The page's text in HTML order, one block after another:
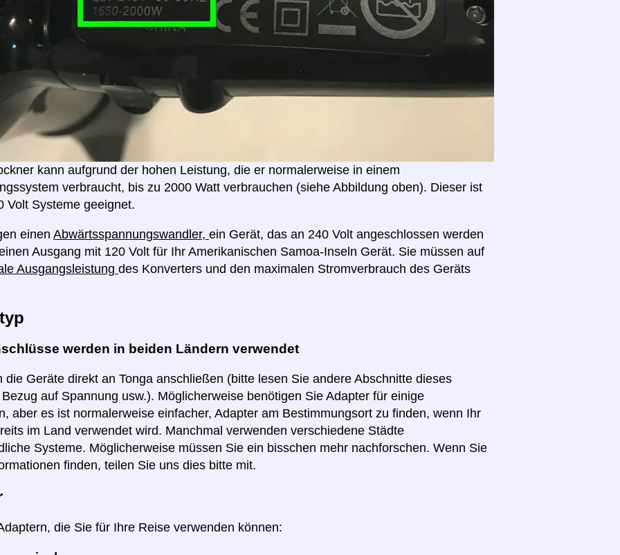
kann aufgrund der hohen Leistung, die er normalerweise in einem
verbraucht, bis zu 2000 Watt verbrauchen (siehe Abbildung oben). Dieser ist
Volt Systeme geeignet.
einen Abwärtsspannungswandler, ein Gerät, das an 240 Volt angeschlossen werden
Ausgang mit 120 Volt für Ihr Amerikanischen Samoa-Inseln Gerät. Sie müssen auf
Ausgangsleistung des Konverters und den maximalen Stromverbrauch des Geräts
werden in beiden Ländern verwendet
die Geräte direkt an Tonga anschließen (bitte lesen Sie andere Abschnitte dieses
auf Spannung usw.). Möglicherweise benötigen Sie Adapter für einige
aber es ist normalerweise einfacher, Adapter am Bestimmungsort zu finden, wenn Ihr
im Land verwendet wird. Manchmal verwenden verschiedene Städte
Systeme. Möglicherweise müssen Sie ein bisschen mehr nachforschen. Wenn Sie
finden, teilen Sie uns dies bitte mit.
die Sie für Ihre Reise verwenden können: